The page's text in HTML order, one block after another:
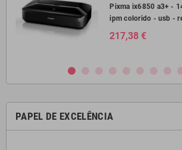
Pixma ix6850 a3+ -
ipm colorido - usb -
217,38 €
PAPEL DE EXCELÊNCIA